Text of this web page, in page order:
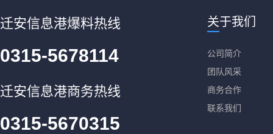
迁安信息港爆料热线
0315-5678114
迁安信息港商务热线
0315-5670315
关于我们
公司简介
团队风采
商务合作
联系我们